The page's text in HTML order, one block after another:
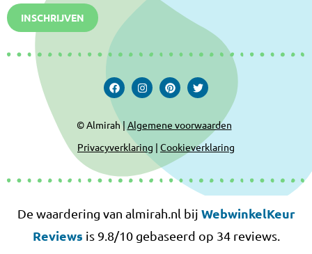
INSCHRIJVEN
© Almirah | Algemene voorwaarden
Privacyverklaring | Cookieverklaring
De waardering van almirah.nl bij WebwinkelKeur
Reviews is 9.8/10 gebaseerd op 34 reviews.